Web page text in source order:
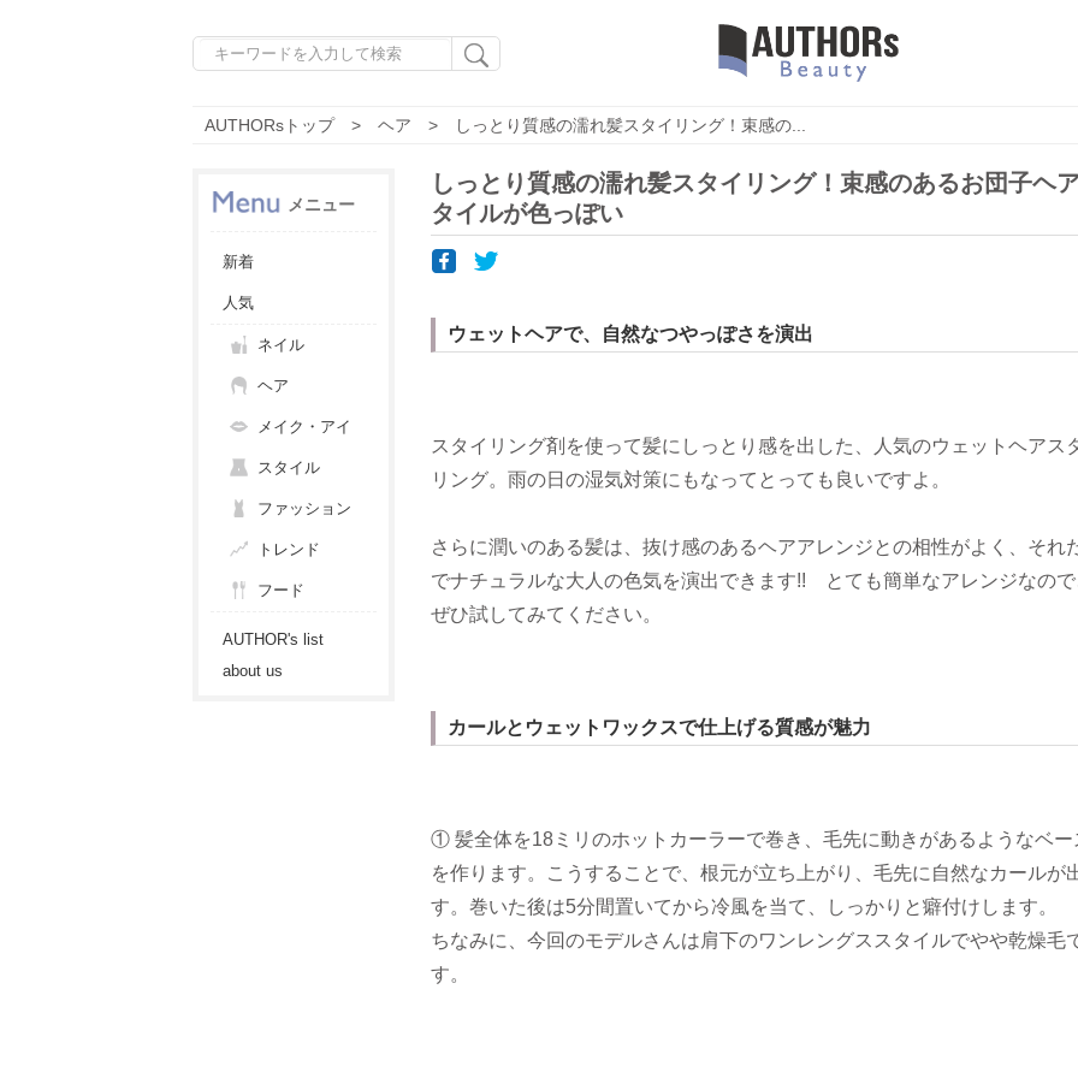
AUTHORsトップ ヘア しっとり質感の濡れ髪スタイリング！束感の...
メニュー
新着
人気
ネイル
ヘア
メイク・アイ
スタイル
ファッション
トレンド
フード
AUTHOR's list
about us
しっとり質感の濡れ髪スタイリング！束感のあるお団子ヘ
タイルが色っぽい
ウェットヘアで、自然なつやっぽさを演出
スタイリング剤を使って髪にしっとり感を出した、人気のウェットヘアス
リング。雨の日の湿気対策にもなってとっても良いですよ。
さらに潤いのある髪は、抜け感のあるヘアアレンジとの相性がよく、それ
でナチュラルな大人の色気を演出できます!! とても簡単なアレンジなので
ぜひ試してみてください。
カールとウェットワックスで仕上げる質感が魅力
① 髪全体を18ミリのホットカーラーで巻き、毛先に動きがあるようなベー
を作ります。こうすることで、根元が立ち上がり、毛先に自然なカールが
す。巻いた後は5分間置いてから冷風を当て、しっかりと癖付けします。
ちなみに、今回のモデルさんは肩下のワンレングススタイルでやや乾燥毛
す。